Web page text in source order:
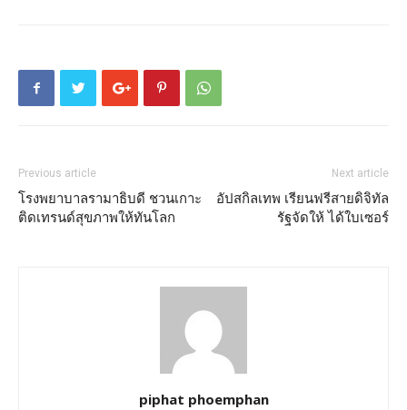
Previous article
โรงพยาบาลรามาธิบดี ชวนเกาะ
ติดเทรนด์สุขภาพให้ทันโลก
Next article
อัปสกิลเทพ เรียนฟรีสายดิจิทัล
รัฐจัดให้ ได้ใบเซอร์
piphat phoemphan